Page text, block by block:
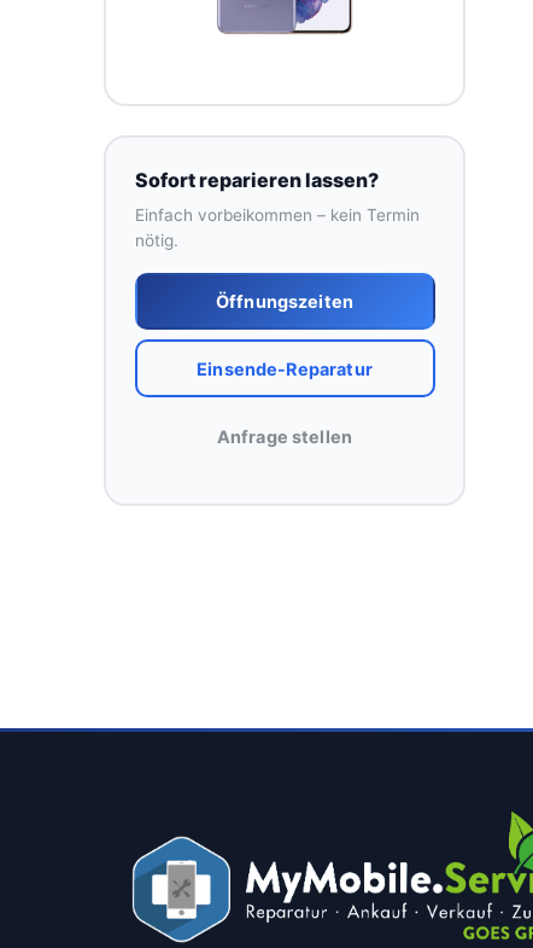
Sofort reparieren lassen?
Einfach vorbeikommen – kein Termin
nötig.
Öffnungszeiten
Einsende-Reparatur
Anfrage stellen